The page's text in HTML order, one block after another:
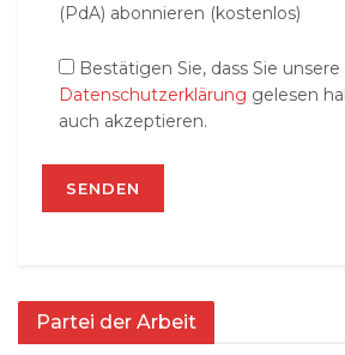
(PdA) abonnieren (kostenlos)
Bestätigen Sie, dass Sie unsere
Datenschutzerklärung gelesen
auch akzeptieren.
Partei der Arbeit